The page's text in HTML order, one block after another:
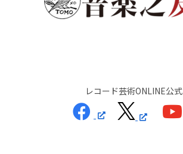
レコード芸術ONLINE公式